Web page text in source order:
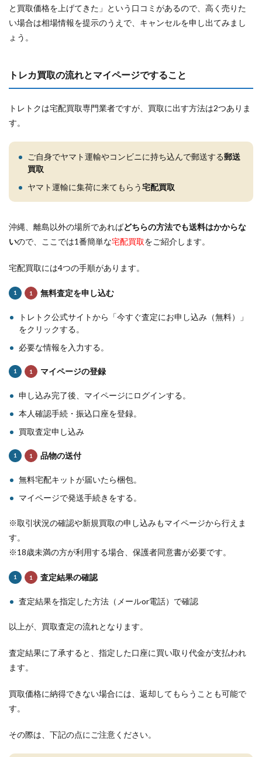
と買取価格を上げてきた」という口コミがあるので、高く売りた
い場合は相場情報を提示のうえで、キャンセルを申し出てみまし
ょう。
トレカ買取の流れとマイページですること
トレトクは宅配買取専門業者ですが、買取に出す方法は2つありま
す。
ご自身でヤマト運輸やコンビニに持ち込んで郵送する郵送
買取
ヤマト運輸に集荷に来てもらう宅配買取
沖縄、離島以外の場所であればどちらの方法でも送料はかからな
いので、ここでは1番簡単な宅配買取をご紹介します。
宅配買取には4つの手順があります。
無料査定を申し込む
トレトク公式サイトから「今すぐ査定にお申し込み（無料）」
をクリックする。
必要な情報を入力する。
マイページの登録
申し込み完了後、マイページにログインする。
本人確認手続・振込口座を登録。
買取査定申し込み
品物の送付
無料宅配キットが届いたら梱包。
マイページで発送手続きをする。
※取引状況の確認や新規買取の申し込みもマイページから行えま
す。
※18歳未満の方が利用する場合、保護者同意書が必要です。
査定結果の確認
査定結果を指定した方法（メールor電話）で確認
以上が、買取査定の流れとなります。
査定結果に了承すると、指定した口座に買い取り代金が支払われ
ます。
買取価格に納得できない場合には、返却してもらうことも可能で
す。
その際は、下記の点にご注意ください。